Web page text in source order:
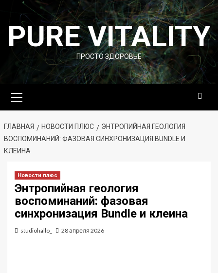
Перейти
содержимому
PURE VITALITY
ПРОСТО ЗДОРОВЬЕ
меню
ГЛАВНАЯ НОВОСТИ ПЛЮС
ЭНТРОПИЙНАЯ ГЕОЛОГИЯ
ВОСПОМИНАНИЙ: ФАЗОВАЯ СИНХРОНИЗАЦИЯ BUNDLE И
КЛЕИНА
Новости плюс
Энтропийная геология
воспоминаний: фазовая
синхронизация Bundle и клеина
studiohallo_ 28 апреля 2026